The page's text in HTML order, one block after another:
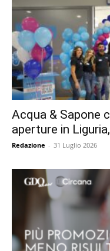
Acqua & Sapone
aperture in
Redazione - 31 Luglio 2026